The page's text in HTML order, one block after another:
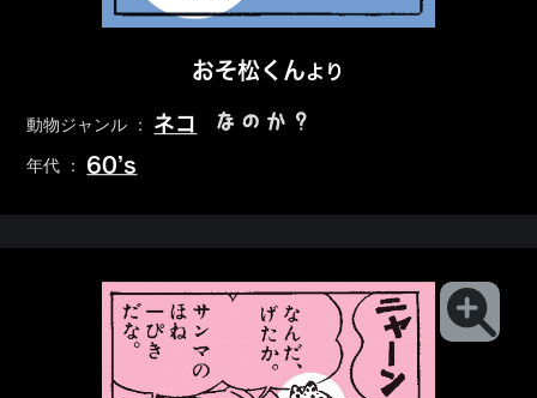
おそ松くんより
動物ジャンル ： ネコ なのか？
年代 ： 60’s